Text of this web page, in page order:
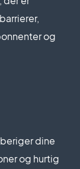
og
dine
og hurtig